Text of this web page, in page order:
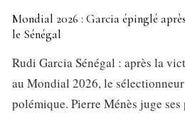
Mondial 2026 : Garcia épinglé
le Sénégal
Rudi Garcia Sénégal : après la
au Mondial 2026, le
polémique. Pierre Ménès juge